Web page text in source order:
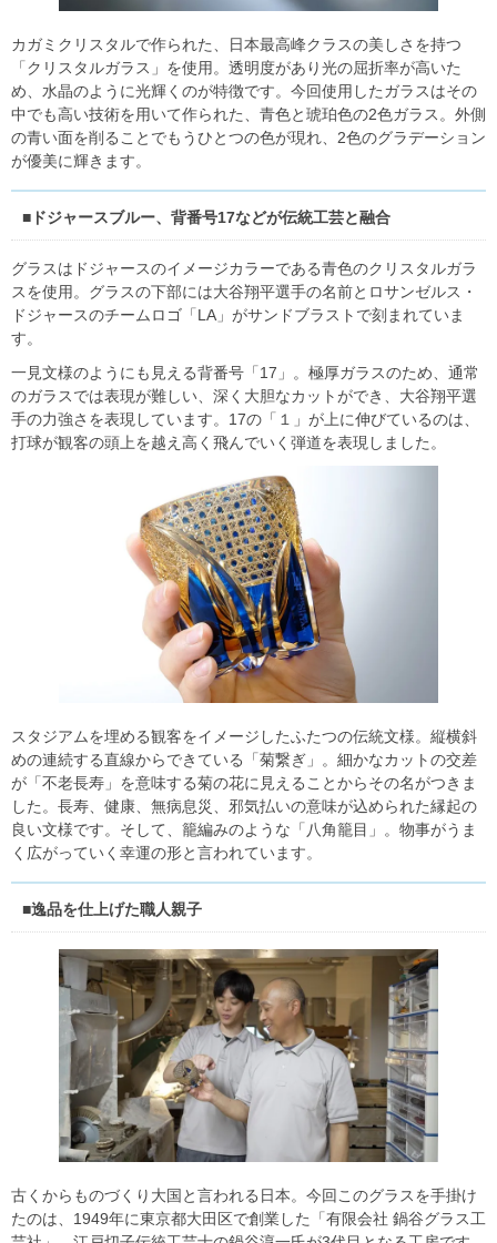
カガミクリスタルで作られた、日本最高峰クラスの美しさを持つ
「クリスタルガラス」を使用。透明度があり光の屈折率が高いた
め、水晶のように光輝くのが特徴です。今回使用したガラスはその
中でも高い技術を用いて作られた、青色と琥珀色の2色ガラス。外側
の青い面を削ることでもうひとつの色が現れ、2色のグラデーション
が優美に輝きます。
■ドジャースブルー、背番号17などが伝統工芸と融合
グラスはドジャースのイメージカラーである青色のクリスタルガラ
スを使用。グラスの下部には大谷翔平選手の名前とロサンゼルス・
ドジャースのチームロゴ「LA」がサンドブラストで刻まれていま
す。
一見文様のようにも見える背番号「17」。極厚ガラスのため、通常
のガラスでは表現が難しい、深く大胆なカットができ、大谷翔平選
手の力強さを表現しています。17の「１」が上に伸びているのは、
打球が観客の頭上を越え高く飛んでいく弾道を表現しました。
スタジアムを埋める観客をイメージしたふたつの伝統文様。縦横斜
めの連続する直線からできている「菊繋ぎ」。細かなカットの交差
が「不老長寿」を意味する菊の花に見えることからその名がつきま
した。長寿、健康、無病息災、邪気払いの意味が込められた縁起の
良い文様です。そして、籠編みのような「八角籠目」。物事がうま
く広がっていく幸運の形と言われています。
■逸品を仕上げた職人親子
古くからものづくり大国と言われる日本。今回このグラスを手掛け
たのは、1949年に東京都大田区で創業した「有限会社 鍋谷グラス工